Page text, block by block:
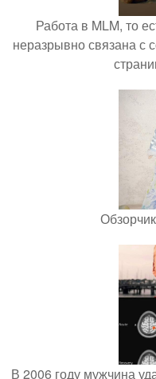
Работа в MLM, то
неразрывно связана с
В 2006 году мужчина